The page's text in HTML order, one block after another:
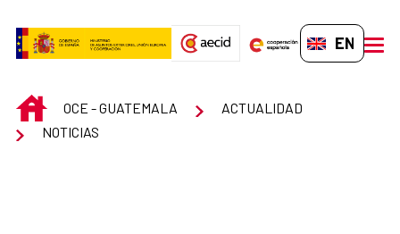
EN-GB
INICIOOCE - GUATEMALA
ACTUALIDAD
NOTICIAS